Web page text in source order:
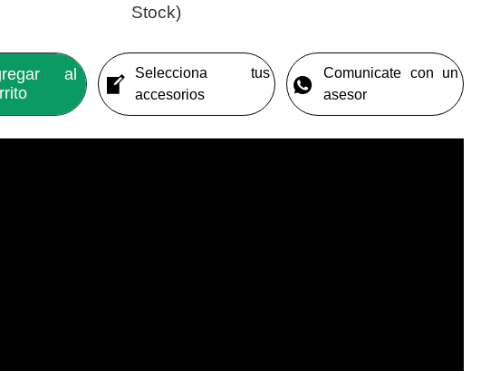
Stock)
al
Selecciona tus
accesorios
Comunicate con un
asesor